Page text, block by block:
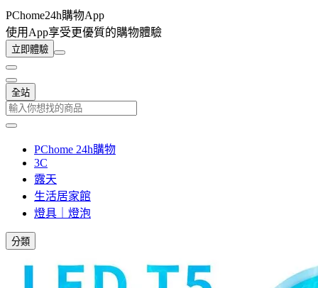
PChome24h購物App
使用App享受更優質的購物體驗
立即體驗
全站
PChome 24h購物
3C
露天
生活居家館
燈具｜燈泡
分類